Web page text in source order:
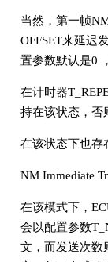
当然，第一帧
OFFSET来延迟
置参数默认是0
在计时器
持在该状态，否
在该状态下也存
NM Immediate
在该模式下，
会以配置参数
文，而发送次数